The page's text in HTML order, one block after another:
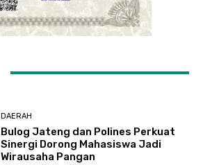
DAERAH
Bulog Jateng dan Polines Perkuat
Sinergi Dorong Mahasiswa Jadi
Wirausaha Pangan